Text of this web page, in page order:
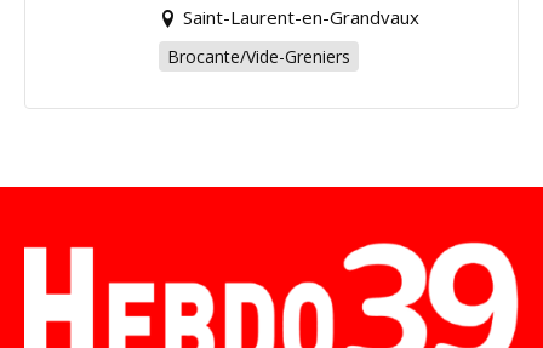
Saint-Laurent-en-Grandvaux
Brocante/Vide-Greniers